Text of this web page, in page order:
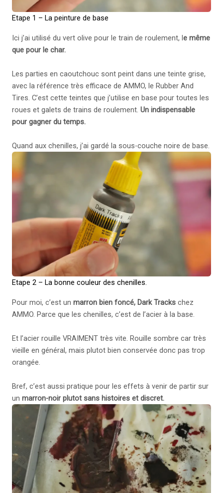
Etape 1 – La peinture de base
Ici j’ai utilisé du vert olive pour le train de roulement, le même
que pour le char.
Les parties en caoutchouc sont peint dans une teinte grise,
avec la référence très efficace de AMMO, le Rubber And
Tires. C’est cette teintes que j’utilise en base pour toutes les
roues et galets de trains de roulement. Un indispensable
pour gagner du temps.
Quand aux chenilles, j’ai gardé la sous-couche noire de base.
Etape 2 – La bonne couleur des chenilles.
Pour moi, c’est un marron bien foncé, Dark Tracks chez
AMMO. Parce que les chenilles, c’est de l’acier à la base.
Et l’acier rouille VRAIMENT très vite. Rouille sombre car très
vieille en général, mais plutot bien conservée donc pas trop
orangée.
Bref, c’est aussi pratique pour les effets à venir de partir sur
un marron-noir plutot sans histoires et discret.